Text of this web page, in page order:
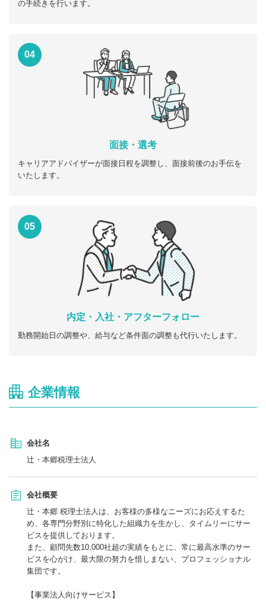
の手続きを行います。
04
面接・選考
キャリアアドバイザーが面接日程を調整し、面接前後のお手伝を
いたします。
05
内定・入社・アフターフォロー
勤務開始日の調整や、給与など条件面の調整も代行いたします。
企業情報
会社名
辻・本郷税理士法人
会社概要
辻・本郷 税理士法人は、お客様の多様なニーズにお応えするた
め、各専門分野別に特化した組織力を生かし、タイムリーにサー
ビスを提供しております。
また、顧問先数10,000社超の実績をもとに、常に最高水準のサー
ビスを心がけ、最大限の努力を惜しまない、プロフェッショナル
集団です。
【事業法人向けサービス】